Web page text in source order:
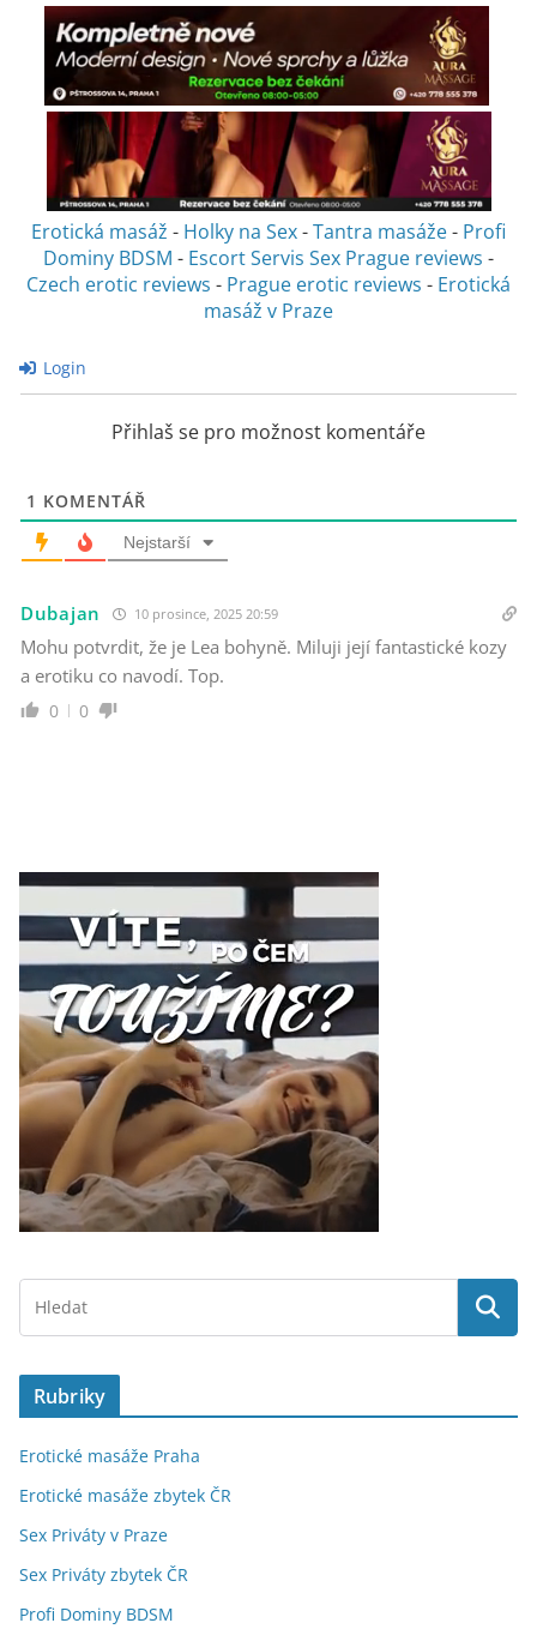
Erotická masáž - Holky na Sex-Tantra masáže- Profi
Dominy BDSM - Escort Servis Sex Prague reviews -
Czech erotic reviews - Prague erotic reviews - Erotická
masáž v Praze
Login
Přihlaš se pro možnost komentáře
1 KOMENTÁŘ
Nejstarší
Dubajan 10 prosince, 2025 20:59
Mohu potvrdit, že je Lea bohyně. Miluji její fantastické kozy
a erotiku co navodí. Top.
0 0
Rubriky
Erotické masáže Praha
Erotické masáže zbytek ČR
Sex Priváty v Praze
Sex Priváty zbytek ČR
Profi Dominy BDSM